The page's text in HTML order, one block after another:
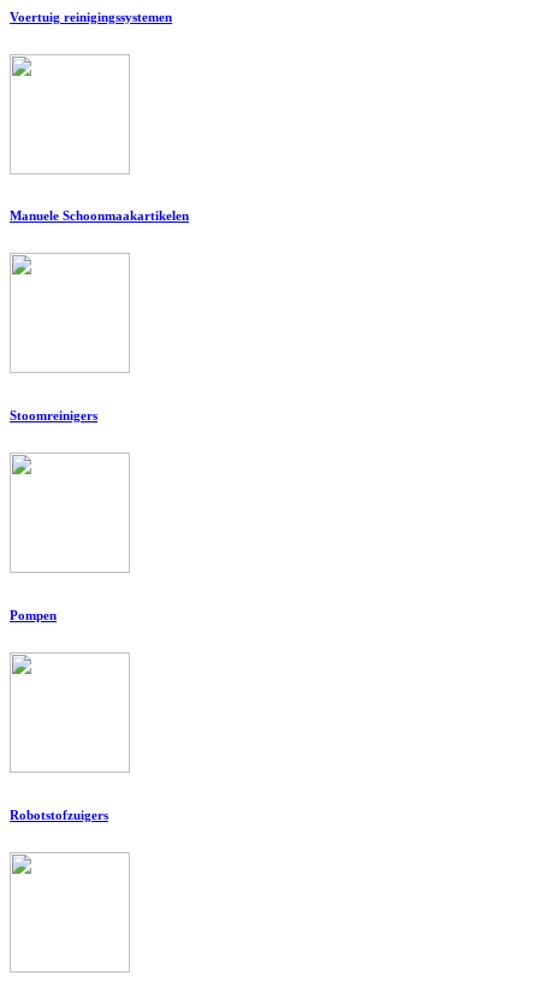
Voertuig reinigingssystemen
Manuele Schoonmaakartikelen
Stoomreinigers
Pompen
Robotstofzuigers